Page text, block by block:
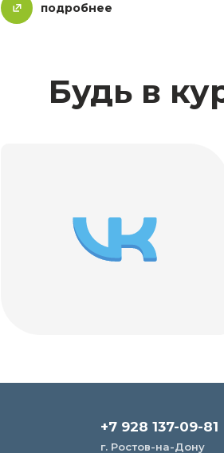
подробнее
Будь в
+7 928 137-09-81
г. Ростов-на-Дону